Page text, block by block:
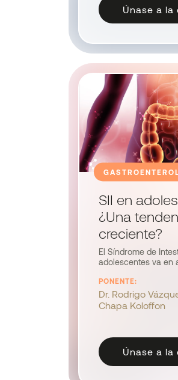
Únase a la
SII en
¿Una
creciente?
El Síndrome de
adolescentes va en
interacción intestino-
Vázquez abordará
jóvenes, cómo
trastornos y las
PONENTE:
Dr. Rodrigo
Chapa Koloffon
Únase a la